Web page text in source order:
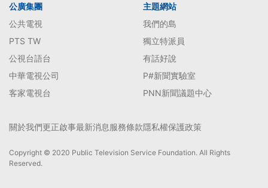
公廣集團
公共電視
PTS TW
公視台語台
中華電視公司
客家電視台
主題網站
我們的島
獨立特派員
有話好說
P#新聞實驗室
PNN新聞議題中心
關於我們更正啟事最新消息服務條款隱私權保護政策
Copyright © 2020 Public Television Service Foundation. All Rights
Reserved.